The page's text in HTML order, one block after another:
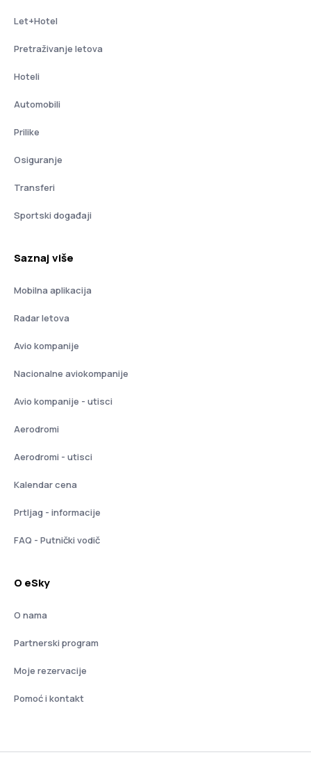
Let+Hotel
Pretraživanje letova
Hoteli
Automobili
Prilike
Osiguranje
Transferi
Sportski događaji
Saznaj više
Mobilna aplikacija
Radar letova
Avio kompanije
Nacionalne aviokompanije
Avio kompanije - utisci
Aerodromi
Aerodromi - utisci
Kalendar cena
Prtljag - informacije
FAQ - Putnički vodič
O eSky
O nama
Partnerski program
Moje rezervacije
Pomoć i kontakt